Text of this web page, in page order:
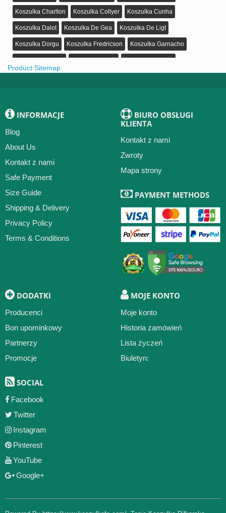
Koszulka Charlton Koszulka Collyer Koszulka Cunha
Koszulka Dalot Koszulka De Gea Koszulka De Ligt
Koszulka Dorgu Koszulka Fredricson Koszulka Garnacho
Koszulka Rashford
Koszulka Rooney Koszulka Scholes
Koszulka Thomas
Koszulka Toone Koszulka Ugarte
Koszulka V. Nistelrooy Koszulka WSL Toone Koszulka Yoro
Koszulka Zirkzee
Product Sitemap
INFORMACJE
Blog
About Us
Kontakt z nami
Safe Payment
Size Guide
Shipping & Delivery
Privacy Policy
Terms & Conditions
BIURO OBSŁUGI
KLIENTA
Kontakt z nami
Zwroty
Mapa strony
PAYMENT METHODS
DODATKI
Producenci
Bon upominkowy
Partnerzy
Promocje
MOJE KONTO
Moje konto
Historia zamówień
Lista życzeń
Biuletyn:
SOCIAL
Facebook
Twitter
Instagram
Pinterest
YouTube
Google+